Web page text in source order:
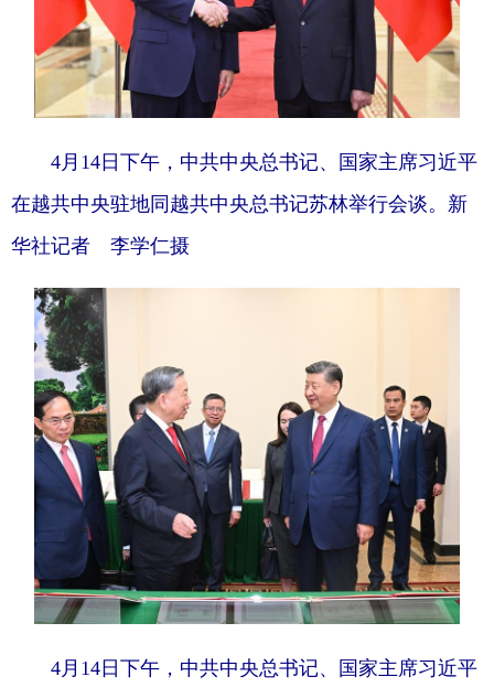
4月14日下午，中共中央总书记、国家主席习近平
在越共中央驻地同越共中央总书记苏林举行会谈。新
华社记者 李学仁摄
4月14日下午，中共中央总书记、国家主席习近平